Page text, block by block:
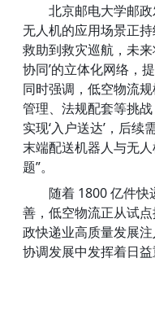
北京邮电大学邮政
无人机的应用场景正
救助到救灾巡航，未
协同’的立体化网络，
同时强调，低空物流
管理、法规配套等挑
实现‘入户送达’，后
末端配送机器人与无
题”。
随着 1800 亿件快
善，低空物流正从试
政快递业高质量发展
协调发展中发挥着日益